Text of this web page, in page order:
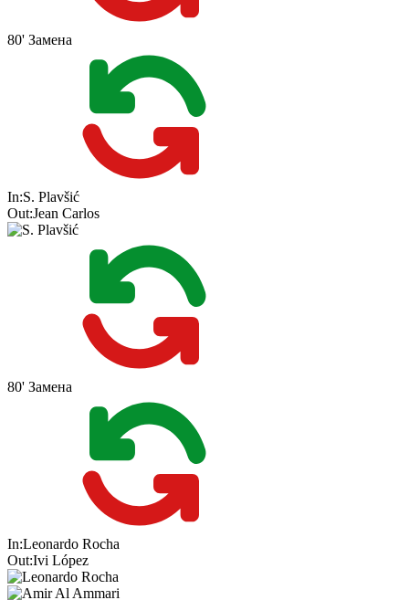
80' Замена
In:S. Plavšić
Out:Jean Carlos
80' Замена
In:Leonardo Rocha
Out:Ivi López